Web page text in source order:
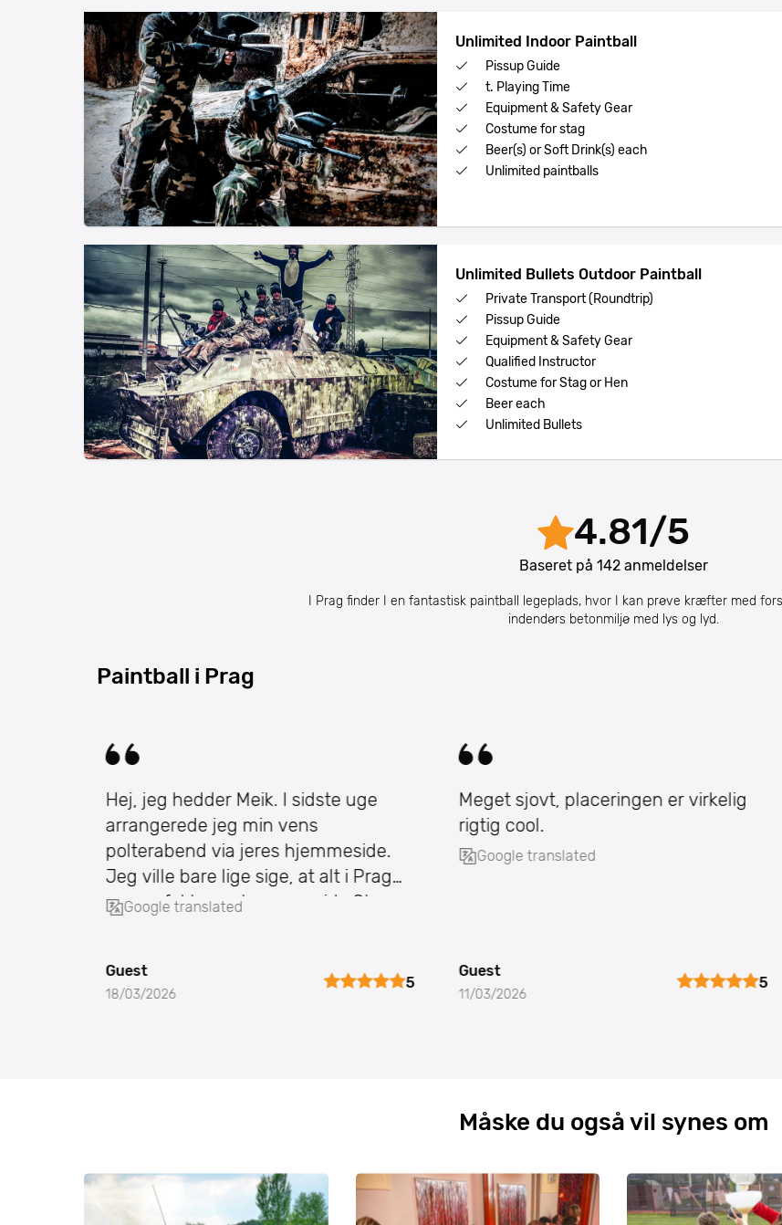
Unlimited Indoor Paintball
Pissup Guide
t. Playing Time
Equipment & Safety Gear
Costume for stag
Beer(s) or Soft Drink(s) each
Unlimited paintballs
Unlimited Bullets Outdoor Paintball
Private Transport (Roundtrip)
Pissup Guide
Equipment & Safety Gear
Qualified Instructor
Costume for Stag or Hen
Beer each
Unlimited Bullets
4.81/5
Baseret på 142anmeldelser
I Prag finder I en fantastisk paintball legeplads, hvor I kan prøve kræfter med
indendørs betonmiljø med lys og lyd.
Paintball i Prag
Hej, jeg hedder Meik. I sidste uge
arrangerede jeg min vens
polterabend via jeres hjemmeside.
Jeg ville bare lige sige, at alt i Prag
var perfekt, og at vores guide Stepan
Google translated
Guest
18/03/2026
5
Meget sjovt, placeringen er virkelig
rigtig cool.
Google translated
Guest
11/03/2026
5
Måske du også vil synes om